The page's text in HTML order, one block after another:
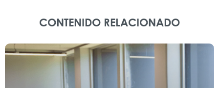
CONTENIDO RELACIONADO